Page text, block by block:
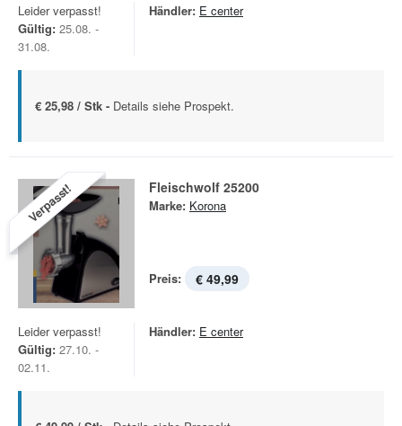
Leider verpasst!
Gültig: 25.08. -
31.08.
Händler: E center
€ 25,98 / Stk - Details siehe Prospekt.
Verpasst! Fleischwolf 25200
Marke: Korona
Preis: € 49,99
Leider verpasst!
Gültig: 27.10. -
02.11.
Händler: E center